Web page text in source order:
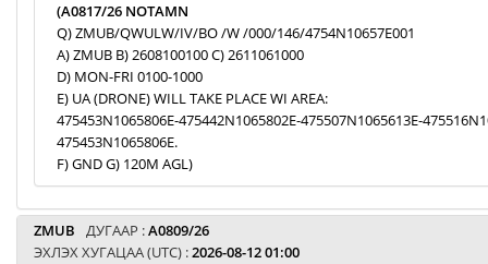
(A0817/26 NOTAMN
Q) ZMUB/QWULW/IV/BO /W /000/146/4754N10657E001
A) ZMUB B) 2608100100 C) 2611061000
D) MON-FRI 0100-1000
E) UA (DRONE) WILL TAKE PLACE WI AREA:
475453N1065806E-475442N1065802E-475507N1065613E-
475453N1065806E.
F) GND G) 120M AGL)
ZMUB ДУГААР :A0809/26
ЭХЛЭХ ХУГАЦАА (UTC) :2026-08-12 01:00